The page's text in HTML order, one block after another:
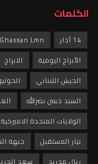
الكلمات
14 آذار Lmn
الأبراج اليومية
الابراج
الجيش اللبناني
السيد حسن نصرالله
الولايات المتحدة الاميركية
تيار المستقبل
جبهة
ريال مدريد
سعد